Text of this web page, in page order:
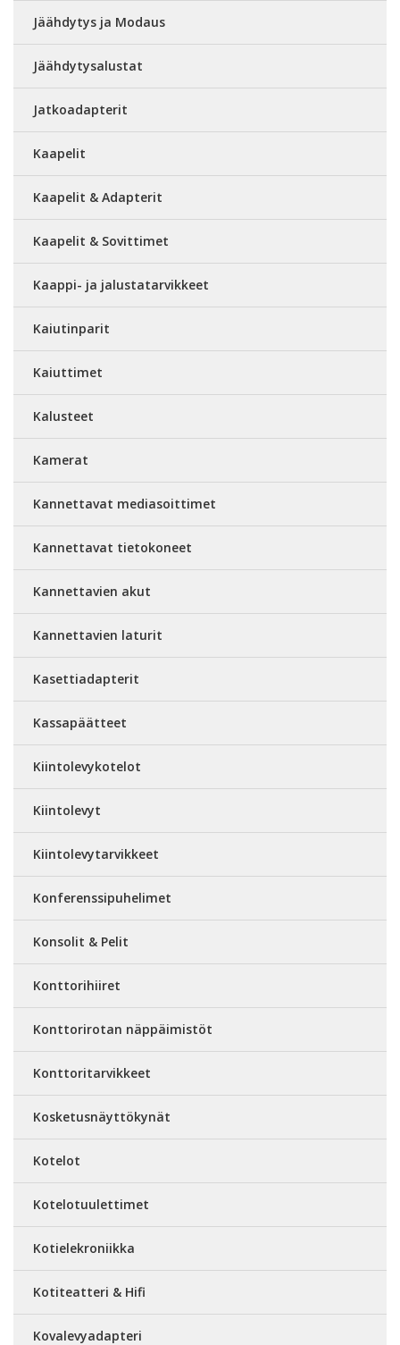
Jäähdytys ja Modaus
Jäähdytysalustat
Jatkoadapterit
Kaapelit
Kaapelit & Adapterit
Kaapelit & Sovittimet
Kaappi- ja jalustatarvikkeet
Kaiutinparit
Kaiuttimet
Kalusteet
Kamerat
Kannettavat mediasoittimet
Kannettavat tietokoneet
Kannettavien akut
Kannettavien laturit
Kasettiadapterit
Kassapäätteet
Kiintolevykotelot
Kiintolevyt
Kiintolevytarvikkeet
Konferenssipuhelimet
Konsolit & Pelit
Konttorihiiret
Konttorirotan näppäimistöt
Konttoritarvikkeet
Kosketusnäyttökynät
Kotelot
Kotelotuulettimet
Kotielekroniikka
Kotiteatteri & Hifi
Kovalevyadapteri